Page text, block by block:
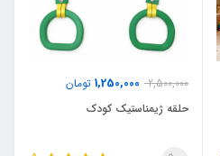
2,500,000
1,250,000 تومان
حلقه ژیمناستیک کودک